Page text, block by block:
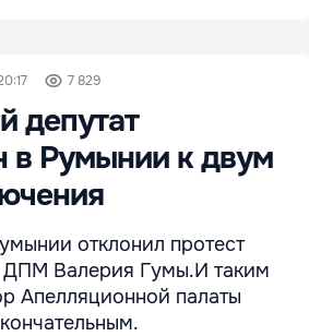
7 829
депутат
в Румынии к двум
отклонил протест
ДПМ Валерия Гумы.И таким
Апелляционной палаты